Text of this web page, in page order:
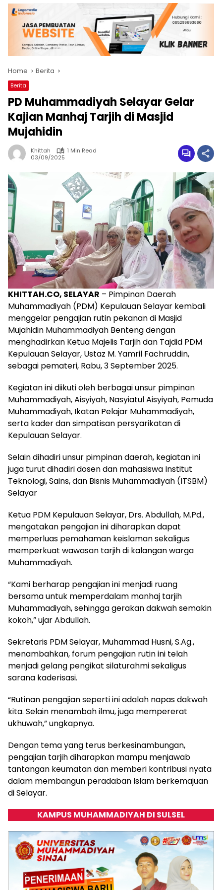
Home Berita
Berita
PD Muhammadiyah Selayar Gelar
Kajian Manhaj Tarjih di Masjid
Mujahidin
Khittah
1 Min Read
03/09/2025
KHITTAH.CO, SELAYAR – Pimpinan Daerah
Muhammadiyah (PDM) Kepulauan Selayar kembali
menggelar pengajian rutin pekanan di Masjid
Mujahidin Muhammadiyah Benteng dengan
menghadirkan Ketua Majelis Tarjih dan Tajdid PDM
Kepulauan Selayar, Ustaz M. Yamril Fachruddin,
sebagai pemateri, Rabu, 3 September 2025.
Kegiatan ini diikuti oleh berbagai unsur pimpinan
Muhammadiyah, Aisyiyah, Nasyiatul Aisyiyah, Pemuda
Muhammadiyah, Ikatan Pelajar Muhammadiyah,
serta kader dan simpatisan persyarikatan di
Kepulauan Selayar.
Selain dihadiri unsur pimpinan daerah, kegiatan ini
juga turut dihadiri dosen dan mahasiswa Institut
Teknologi, Sains, dan Bisnis Muhammadiyah (ITSBM)
Selayar
Ketua PDM Kepulauan Selayar, Drs. Abdullah, M.Pd.,
mengatakan pengajian ini diharapkan dapat
memperluas pemahaman keislaman sekaligus
memperkuat wawasan tarjih di kalangan warga
Muhammadiyah.
“Kami berharap pengajian ini menjadi ruang
bersama untuk memperdalam manhaj tarjih
Muhammadiyah, sehingga gerakan dakwah semakin
kokoh,” ujar Abdullah.
Sekretaris PDM Selayar, Muhammad Husni, S.Ag.,
menambahkan, forum pengajian rutin ini telah
menjadi gelang pengikat silaturahmi sekaligus
sarana kaderisasi.
“Rutinan pengajian seperti ini adalah napas dakwah
kita. Selain menambah ilmu, juga mempererat
ukhuwah,” ungkapnya.
Dengan tema yang terus berkesinambungan,
pengajian tarjih diharapkan mampu menjawab
tantangan keumatan dan memberi kontribusi nyata
dalam membangun peradaban Islam berkemajuan
di Selayar.
KAMPUS MUHAMMADIYAH DI SULSEL